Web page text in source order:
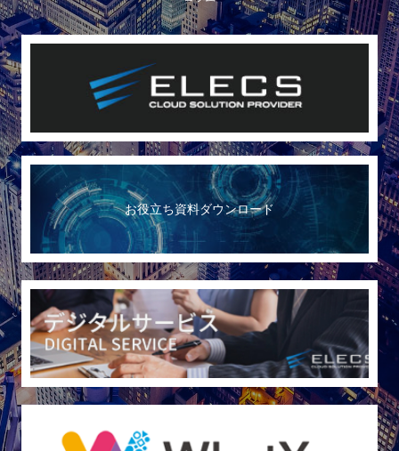
お役立ち資料ダウンロード